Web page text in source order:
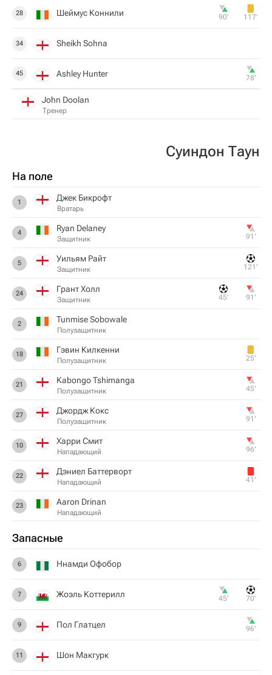
28 Шеймус Коннили 90‎’‎ 117‎’‎
34 Sheikh Sohna
45 Ashley Hunter 78‎’‎
John Doolan
Тренер
Суиндон Таун
На поле
1 Джек Бикрофт
Вратарь
4 Ryan Delaney
Защитник 91‎’‎
5 Уильям Райт
Защитник 121‎’‎
24 Грант Холл
Защитник 45‎’‎ 91‎’‎
2 Tunmise Sobowale
Полузащитник
18 Гэвин Килкенни
Полузащитник 25‎’‎
21 Kabongo Tshimanga
Полузащитник 45‎’‎
27 Джордж Кокс
Полузащитник 91‎’‎
10 Харри Смит
Нападающий 96‎’‎
22 Дэниел Баттерворт
Нападающий 41‎’‎
23 Aaron Drinan
Нападающий
Запасные
6 Ннамди Офобор
7 Жоэль Коттерилл 45‎’‎ 70‎’‎
9 Пол Глатцел 96‎’‎
11 Шон Макгурк